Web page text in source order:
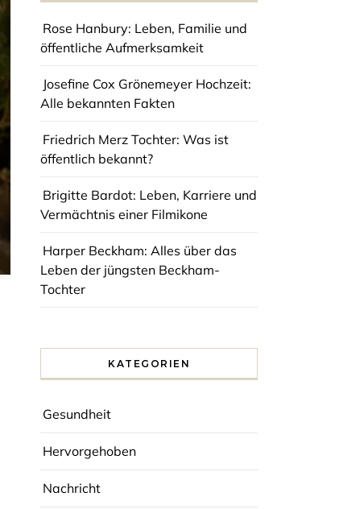
Rose Hanbury: Leben, Familie und
öffentliche Aufmerksamkeit
Josefine Cox Grönemeyer Hochzeit:
Alle bekannten Fakten
Friedrich Merz Tochter: Was ist
öffentlich bekannt?
Brigitte Bardot: Leben, Karriere und
Vermächtnis einer Filmikone
Harper Beckham: Alles über das
Leben der jüngsten Beckham-
Tochter
KATEGORIEN
Gesundheit
Hervorgehoben
Nachricht